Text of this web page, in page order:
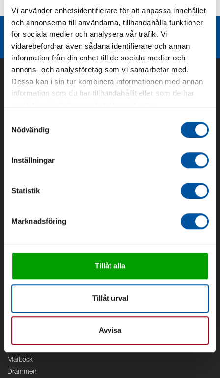
Vi använder enhetsidentifierare för att anpassa innehållet
och annonserna till användarna, tillhandahålla funktioner
för sociala medier och analysera vår trafik. Vi
vidarebefordrar även sådana identifierare och annan
information från din enhet till de sociala medier och
annons- och analysföretag som vi samarbetar med.
Dessa kan i sin tur kombinera informationen med annan
information som du har tillhandahållit eller som de har
samlat in när du har använt deras tjänster.
Nödvändig
Inställningar
Statistik
Marknadsföring
Tillåt alla
Tillåt urval
Avvisa
Teknisk dokumentation
Liknande produktgrupper
Områden
Vattenrening
Geoenergi
Debe
Marbäck
Drammen